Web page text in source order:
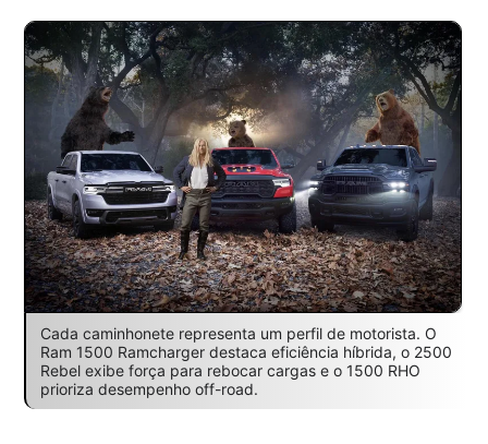
Cada caminhonete representa um perfil de motorista. O
Ram 1500 Ramcharger destaca eficiência híbrida, o 2500
Rebel exibe força para rebocar cargas e o 1500 RHO
prioriza desempenho off-road.